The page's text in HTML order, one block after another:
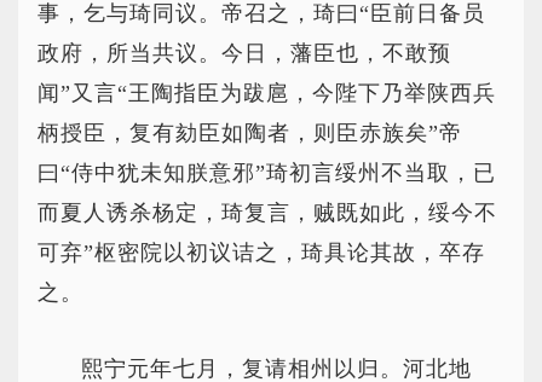
事，乞与琦同议。帝召之，琦曰“臣前日备员
政府，所当共议。今日，藩臣也，不敢预
闻”又言“王陶指臣为跋扈，今陛下乃举陕西兵
柄授臣，复有劾臣如陶者，则臣赤族矣”帝
曰“侍中犹未知朕意邪”琦初言绥州不当取，已
而夏人诱杀杨定，琦复言，贼既如此，绥今不
可弃”枢密院以初议诘之，琦具论其故，卒存
之。
熙宁元年七月，复请相州以归。河北地